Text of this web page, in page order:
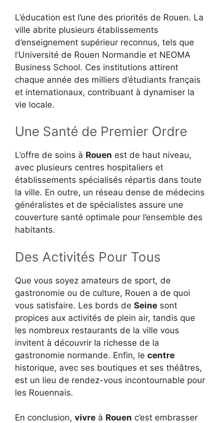
L’éducation est l’une des priorités de Rouen. La
ville abrite plusieurs établissements
d’enseignement supérieur reconnus, tels que
l’Université de Rouen Normandie et NEOMA
Business School. Ces institutions attirent
chaque année des milliers d’étudiants français
et internationaux, contribuant à dynamiser la
vie locale.
Une Santé de Premier Ordre
L’offre de soins à Rouen est de haut niveau,
avec plusieurs centres hospitaliers et
établissements spécialisés répartis dans toute
la ville. En outre, un réseau dense de médecins
généralistes et de spécialistes assure une
couverture santé optimale pour l’ensemble des
habitants.
Des Activités Pour Tous
Que vous soyez amateurs de sport, de
gastronomie ou de culture, Rouen a de quoi
vous satisfaire. Les bords de Seine sont
propices aux activités de plein air, tandis que
les nombreux restaurants de la ville vous
invitent à découvrir la richesse de la
gastronomie normande. Enfin, le centre
historique, avec ses boutiques et ses théâtres,
est un lieu de rendez-vous incontournable pour
les Rouennais.
En conclusion, vivre à Rouen c’est embrasser